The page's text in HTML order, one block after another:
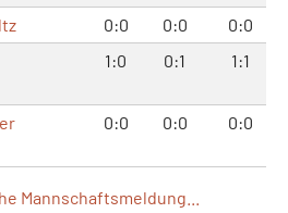
0:0 0:0
0:0
1:0 0:1 1:1
0:0 0:0 0:0
Mannschaftsmeldung...